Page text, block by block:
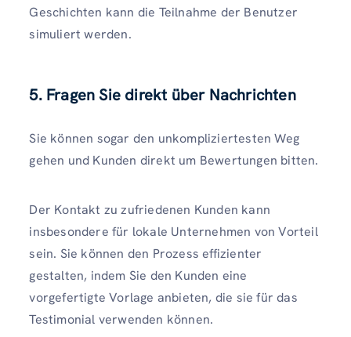
Geschichten kann die Teilnahme der Benutzer
simuliert werden.
5. Fragen Sie direkt über Nachrichten
Sie können sogar den unkompliziertesten Weg
gehen und Kunden direkt um Bewertungen bitten.
Der Kontakt zu zufriedenen Kunden kann
insbesondere für lokale Unternehmen von Vorteil
sein. Sie können den Prozess effizienter
gestalten, indem Sie den Kunden eine
vorgefertigte Vorlage anbieten, die sie für das
Testimonial verwenden können.